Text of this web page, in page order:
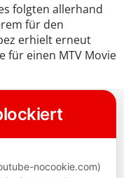
folgten allerhand
für den
erhielt erneut
für einen MTV Movie